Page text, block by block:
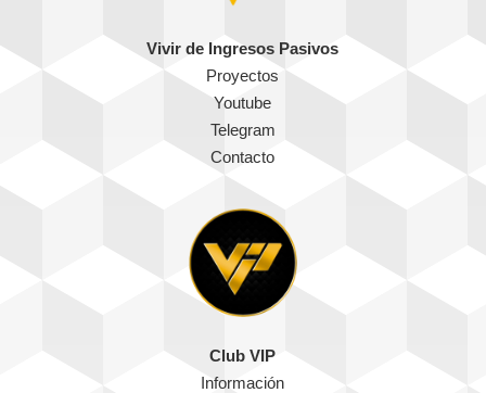
Vivir de Ingresos Pasivos
Proyectos
Youtube
Telegram
Contacto
Club VIP
Información